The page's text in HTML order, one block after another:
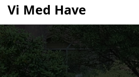
content
Vi Med Have